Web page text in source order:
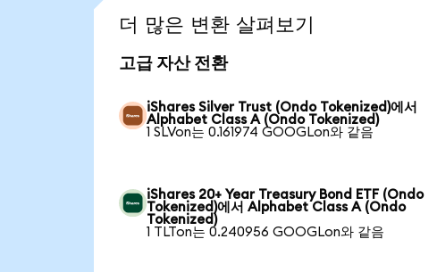
더 많은 변환 살펴보기
고급 자산 전환
iShares Silver Trust (Ondo Tokenized)에서
Alphabet Class A (Ondo Tokenized)
1 SLVon는 0.161974 GOOGLon와 같음
iShares 20+ Year Treasury Bond ETF (Ondo
Tokenized)에서 Alphabet Class A (Ondo
Tokenized)
1 TLTon는 0.240956 GOOGLon와 같음